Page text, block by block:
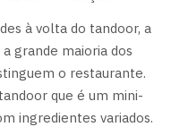
à volta do tandoor, a
grande maioria dos
o restaurante.
que é um mini-
ingredientes variados.